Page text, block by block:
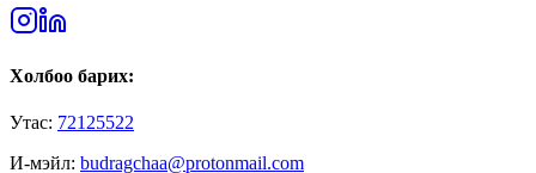
Холбоо барих:
Утас: 72125522
И-мэйл: budragchaa@protonmail.com